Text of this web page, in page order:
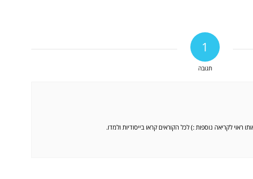
1
תגובה
ראוי לקריאה נוספות :) לכל הקוראים קראו בייסודיות ולמדו.